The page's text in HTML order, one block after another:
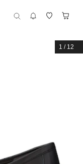
1 / 12